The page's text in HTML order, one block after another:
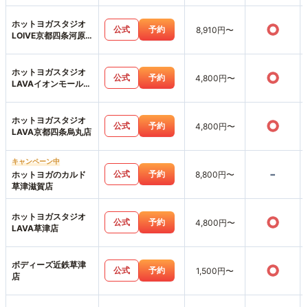
ホットヨガスタジオ
LOIVE京都四条河原
公式 予約 8,910円〜 ○
ホットヨガスタジオ
LAVAイオンモール北
公式 予約 4,800円〜 ○
ホットヨガスタジオ
LAVA京都四条烏丸店
公式 予約 4,800円〜 ○
キャンペーン中
ホットヨガのカルド
草津滋賀店
公式 予約 8,800円〜 -
ホットヨガスタジオ
LAVA草津店
公式 予約 4,800円〜 ○
ボディーズ近鉄草津
店
公式 予約 1,500円〜 ○